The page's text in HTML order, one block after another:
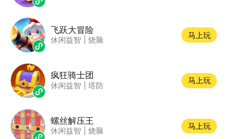
飞跃大冒险
休闲益智 烧脑
马上玩
疯狂骑士团
休闲益智 塔防
马上玩
螺丝解压王
休闲益智 烧脑
马上玩